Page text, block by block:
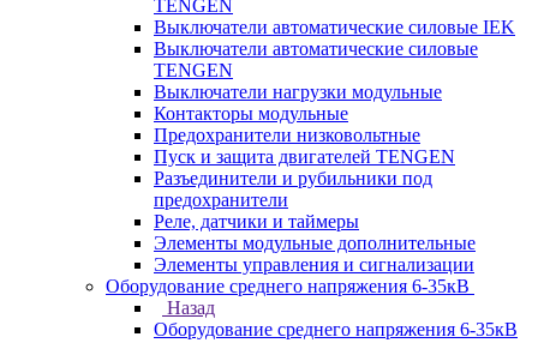
TENGEN
Выключатели автоматические силовые IEK
Выключатели автоматические силовые
TENGEN
Выключатели нагрузки модульные
Контакторы модульные
Предохранители низковольтные
Пуск и защита двигателей TENGEN
Разъединители и рубильники под
предохранители
Реле, датчики и таймеры
Элементы модульные дополнительные
Элементы управления и сигнализации
Оборудование среднего напряжения 6-35кВ
Назад
Оборудование среднего напряжения 6-35кВ